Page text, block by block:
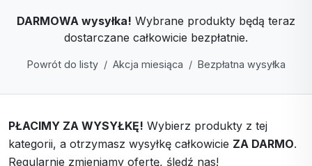
DARMOWA wysyłka! Wybrane produkty będą teraz
dostarczane całkowicie bezpłatnie.
Powrót do listy Akcja miesiąca Bezpłatna wysyłka
PŁACIMY ZA WYSYŁKĘ! Wybierz produkty z tej
kategorii, a otrzymasz wysyłkę całkowicie ZA DARMO.
Regularnie zmieniamy ofertę, śledź nas!